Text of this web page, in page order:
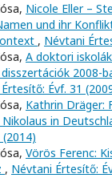
Nicole Eller –
und ihr
, Névtani
A doktori
2008-
Évf. 31
Kathrin Dräger:
in
Vörös Ferenc:
, Névtani Értesítő: